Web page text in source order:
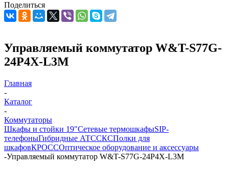
Поделиться
Управляемый коммутатор W&T-S77G-
24P4X-L3M
Главная
-
Каталог
-
Коммутаторы
Шкафы и стойки 19"Сетевые термошкафыSIP-
телефоныГибридные АТССКСПолки для
шкафовКРОССОптическое оборудование и аксессуары
-Управляемый коммутатор W&T-S77G-24P4X-L3M